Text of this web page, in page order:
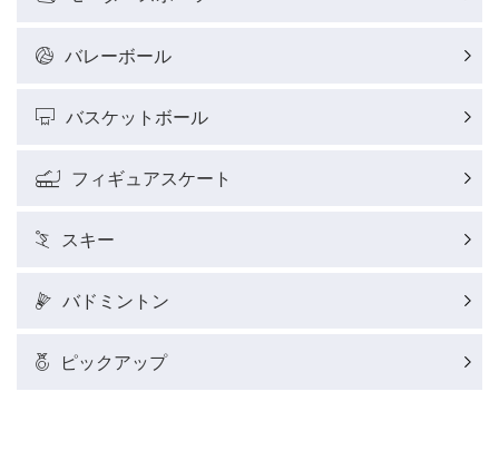
バレーボール
バスケットボール
フィギュアスケート
スキー
バドミントン
ピックアップ